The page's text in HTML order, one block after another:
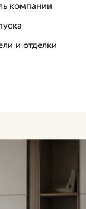
компании
и отделки